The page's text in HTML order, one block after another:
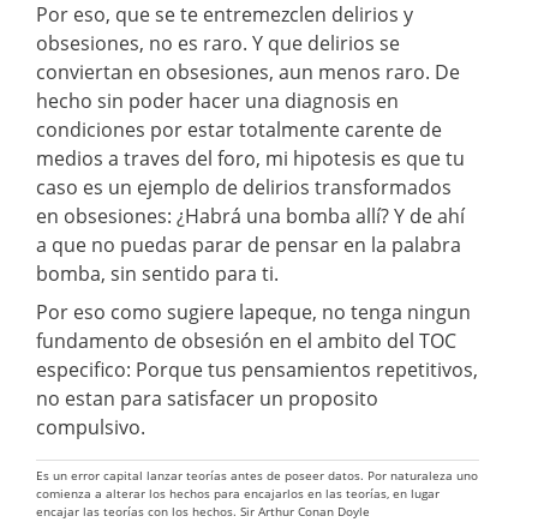
Por eso, que se te entremezclen delirios y
obsesiones, no es raro. Y que delirios se
conviertan en obsesiones, aun menos raro. De
hecho sin poder hacer una diagnosis en
condiciones por estar totalmente carente de
medios a traves del foro, mi hipotesis es que tu
caso es un ejemplo de delirios transformados
en obsesiones: ¿Habrá una bomba allí? Y de ahí
a que no puedas parar de pensar en la palabra
bomba, sin sentido para ti.
Por eso como sugiere lapeque, no tenga ningun
fundamento de obsesión en el ambito del TOC
especifico: Porque tus pensamientos repetitivos,
no estan para satisfacer un proposito
compulsivo.
Es un error capital lanzar teorías antes de poseer datos. Por naturaleza uno
comienza a alterar los hechos para encajarlos en las teorías, en lugar
encajar las teorías con los hechos. Sir Arthur Conan Doyle